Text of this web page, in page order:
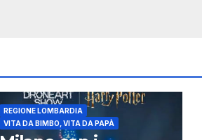
REGIONE LOMBARDIA
VITA DA BIMBO, VITA DA PAPÀ